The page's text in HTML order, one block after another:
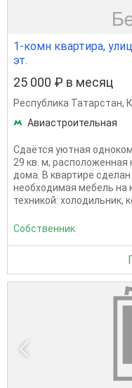
1-комн квартира,
эт.
25 000 ₽ в месяц
Республика Татарстан,
Авиастроительная
Сдаётся уютная
29 кв. м, расположенная
дома. В квартире
необходимая мебель на
техникой: холодильник,
Собственник